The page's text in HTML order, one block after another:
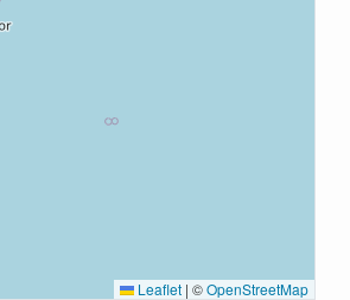
Leaflet | ©OpenStreetMap